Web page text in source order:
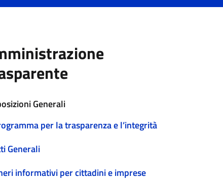
Generali
per la trasparenza e l’integrità
Generali
informativi per cittadini e imprese